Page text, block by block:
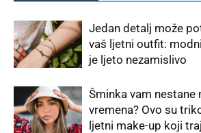
Jedan detalj može
vaš ljetni outfit:
je ljeto nezamislivo
Šminka vam nestane
vremena? Ovo su
ljetni make-up koji